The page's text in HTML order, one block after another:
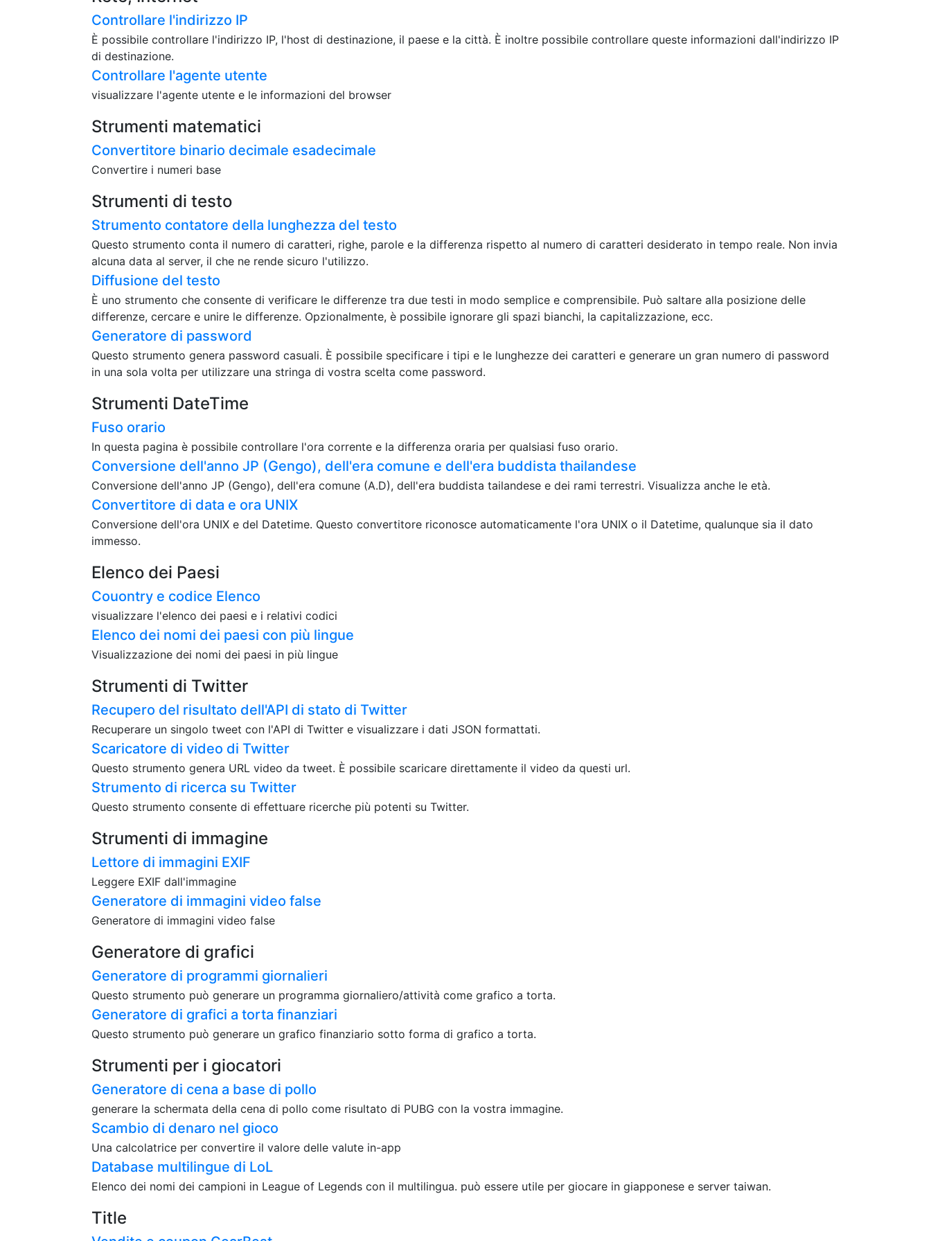
Controllare l'indirizzo IP
È possibile controllare l'indirizzo IP, l'host di destinazione, il paese e la città. È inoltre possibile controllare queste informazioni dall'indirizzo IP
di destinazione.
Controllare l'agente utente
visualizzare l'agente utente e le informazioni del browser
Strumenti matematici
Convertitore binario decimale esadecimale
Convertire i numeri base
Strumenti di testo
Strumento contatore della lunghezza del testo
Questo strumento conta il numero di caratteri, righe, parole e la differenza rispetto al numero di caratteri desiderato in tempo reale. Non invia
alcuna data al server, il che ne rende sicuro l'utilizzo.
Diffusione del testo
È uno strumento che consente di verificare le differenze tra due testi in modo semplice e comprensibile. Può saltare alla posizione delle
differenze, cercare e unire le differenze. Opzionalmente, è possibile ignorare gli spazi bianchi, la capitalizzazione, ecc.
Generatore di password
Questo strumento genera password casuali. È possibile specificare i tipi e le lunghezze dei caratteri e generare un gran numero di password
in una sola volta per utilizzare una stringa di vostra scelta come password.
Strumenti DateTime
Fuso orario
In questa pagina è possibile controllare l'ora corrente e la differenza oraria per qualsiasi fuso orario.
Conversione dell'anno JP (Gengo), dell'era comune e dell'era buddista thailandese
Conversione dell'anno JP (Gengo), dell'era comune (A.D), dell'era buddista tailandese e dei rami terrestri. Visualizza anche le età.
Convertitore di data e ora UNIX
Conversione dell'ora UNIX e del Datetime. Questo convertitore riconosce automaticamente l'ora UNIX o il Datetime, qualunque sia il dato
immesso.
Elenco dei Paesi
Couontry e codice Elenco
visualizzare l'elenco dei paesi e i relativi codici
Elenco dei nomi dei paesi con più lingue
Visualizzazione dei nomi dei paesi in più lingue
Strumenti di Twitter
Recupero del risultato dell'API di stato di Twitter
Recuperare un singolo tweet con l'API di Twitter e visualizzare i dati JSON formattati.
Scaricatore di video di Twitter
Questo strumento genera URL video da tweet. È possibile scaricare direttamente il video da questi url.
Strumento di ricerca su Twitter
Questo strumento consente di effettuare ricerche più potenti su Twitter.
Strumenti di immagine
Lettore di immagini EXIF
Leggere EXIF dall'immagine
Generatore di immagini video false
Generatore di immagini video false
Generatore di grafici
Generatore di programmi giornalieri
Questo strumento può generare un programma giornaliero/attività come grafico a torta.
Generatore di grafici a torta finanziari
Questo strumento può generare un grafico finanziario sotto forma di grafico a torta.
Strumenti per i giocatori
Generatore di cena a base di pollo
generare la schermata della cena di pollo come risultato di PUBG con la vostra immagine.
Scambio di denaro nel gioco
Una calcolatrice per convertire il valore delle valute in-app
Database multilingue di LoL
Elenco dei nomi dei campioni in League of Legends con il multilingua. può essere utile per giocare in giapponese e server taiwan.
Title